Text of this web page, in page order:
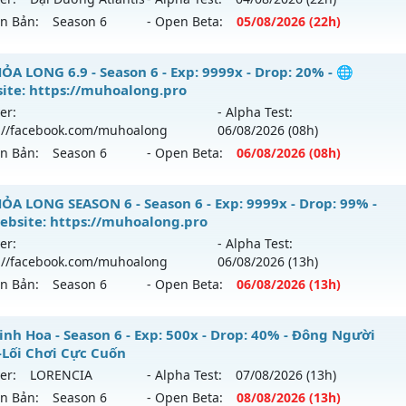
8x
ra tháng 08 2026 - Mở máy chủ https://facebook.com/
08/2626
- Drop: 99%
Non Reset
Mu Nguyên bản Webzen
XShield
Bản:
Season 6 - Open Beta: 05/08/2026 (22h)
ATLANS - Reset Đổi Quà
mới ra tháng 08 2026 - Mở máy chủ
Đại Dương Atlantis
2626
100x - Drop: 20%
loại: Mu Nguyên bản Webzen
Shark
LONG 6.9 - Season 6 - Exp: 9999x - Drop: 20% - 🌐
https://muhoalong.pro
facebook.com/muhoalong
- Alpha Test:
06/08/2026 (08h)
Bản:
Season 6 - Open Beta: 06/08/2026 (08h)
LONG 6.9 - 🌐 Website: https://muhoalong.pro
ra tháng 08 2026 - Mở máy chủhttps://facebook.com/
08/2626
- Drop: 20%
Mu Nguyên bản Webzen
XShield
LONG SEASON 6 - Season 6 - Exp: 9999x - Drop: 99% -
https://muhoalong.pro
facebook.com/muhoalong
- Alpha Test:
06/08/2026 (13h)
Bản:
Season 6 - Open Beta: 06/08/2026 (13h)
LONG SEASON 6 - 🌐 Website: https://muhoalong.pro
ra tháng 08 2026 - Mở máy chủ https://facebook.com/
08/2626
Hoa - Season 6 - Exp: 500x - Drop: 40% - Đông Người
Chơi Cực Cuốn
LORENCIA - Alpha Test: 07/08/2026 (13h)
Bản:
Season 6 - Open Beta: 08/08/2026 (13h)